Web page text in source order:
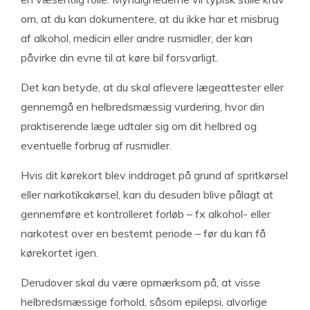
om, at du kan dokumentere, at du ikke har et misbrug
af alkohol, medicin eller andre rusmidler, der kan
påvirke din evne til at køre bil forsvarligt.
Det kan betyde, at du skal aflevere lægeattester eller
gennemgå en helbredsmæssig vurdering, hvor din
praktiserende læge udtaler sig om dit helbred og
eventuelle forbrug af rusmidler.
Hvis dit kørekort blev inddraget på grund af spritkørsel
eller narkotikakørsel, kan du desuden blive pålagt at
gennemføre et kontrolleret forløb – fx alkohol- eller
narkotest over en bestemt periode – før du kan få
kørekortet igen.
Derudover skal du være opmærksom på, at visse
helbredsmæssige forhold, såsom epilepsi, alvorlige